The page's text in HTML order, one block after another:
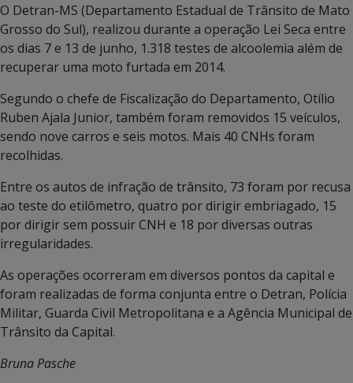
O Detran-MS (Departamento Estadual de Trânsito de Mato
Grosso do Sul), realizou durante a operação Lei Seca entre
os dias 7 e 13 de junho, 1.318 testes de alcoolemia além de
recuperar uma moto furtada em 2014.
Segundo o chefe de Fiscalização do Departamento, Otílio
Ruben Ajala Junior, também foram removidos 15 veículos,
sendo nove carros e seis motos. Mais 40 CNHs foram
recolhidas.
Entre os autos de infração de trânsito, 73 foram por recusa
ao teste do etilômetro, quatro por dirigir embriagado, 15
por dirigir sem possuir CNH e 18 por diversas outras
irregularidades.
As operações ocorreram em diversos pontos da capital e
foram realizadas de forma conjunta entre o Detran, Polícia
Militar, Guarda Civil Metropolitana e a Agência Municipal de
Trânsito da Capital.
Bruna Pasche